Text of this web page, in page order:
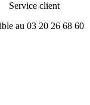
Service client
au 03 20 26 68 60